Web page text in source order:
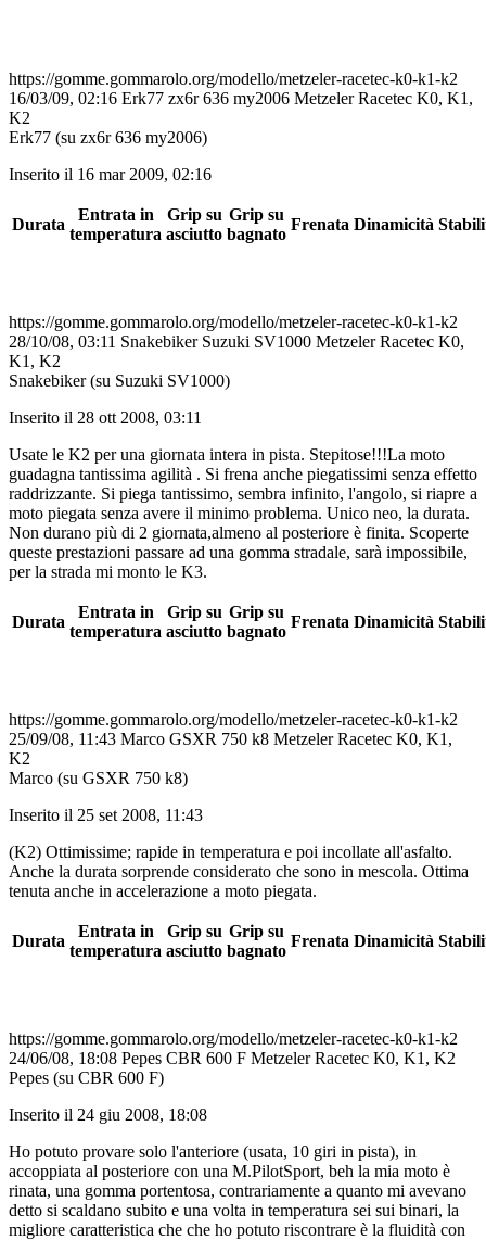
https://gomme.gommarolo.org/modello/metzeler-racetec-k0-k1-k2
16/03/09, 02:16 Erk77 zx6r 636 my2006 Metzeler Racetec K0, K1,
K2
Erk77 (su zx6r 636 my2006)
Inserito il 16 mar 2009, 02:16
Durata
Entrata in
temperatura
Grip su
asciutto
Grip su
bagnato
Frenata Dinamicità
https://gomme.gommarolo.org/modello/metzeler-racetec-k0-k1-k2
28/10/08, 03:11 Snakebiker Suzuki SV1000 Metzeler Racetec K0,
K1, K2
Snakebiker (su Suzuki SV1000)
Inserito il 28 ott 2008, 03:11
Usate le K2 per una giornata intera in pista. Stepitose!!!La moto
guadagna tantissima agilità . Si frena anche piegatissimi senza effetto
raddrizzante. Si piega tantissimo, sembra infinito, l'angolo, si riapre a
moto piegata senza avere il minimo problema. Unico neo, la durata.
Non durano più di 2 giornata,almeno al posteriore è finita. Scoperte
queste prestazioni passare ad una gomma stradale, sarà impossibile,
per la strada mi monto le K3.
Durata
Entrata in
temperatura
Grip su
asciutto
Grip su
bagnato
Frenata Dinamicità
https://gomme.gommarolo.org/modello/metzeler-racetec-k0-k1-k2
25/09/08, 11:43 Marco GSXR 750 k8 Metzeler Racetec K0, K1,
K2
Marco (su GSXR 750 k8)
Inserito il 25 set 2008, 11:43
(K2) Ottimissime; rapide in temperatura e poi incollate all'asfalto.
Anche la durata sorprende considerato che sono in mescola. Ottima
tenuta anche in accelerazione a moto piegata.
Durata
Entrata in
temperatura
Grip su
asciutto
Grip su
bagnato
Frenata Dinamicità
https://gomme.gommarolo.org/modello/metzeler-racetec-k0-k1-k2
24/06/08, 18:08 Pepes CBR 600 F Metzeler Racetec K0, K1, K2
Pepes (su CBR 600 F)
Inserito il 24 giu 2008, 18:08
Ho potuto provare solo l'anteriore (usata, 10 giri in pista), in
accoppiata al posteriore con una M.PilotSport, beh la mia moto è
rinata, una gomma portentosa, contrariamente a quanto mi avevano
detto si scaldano subito e una volta in temperatura sei sui binari, la
migliore caratteristica che che ho potuto riscontrare è la fluidità con